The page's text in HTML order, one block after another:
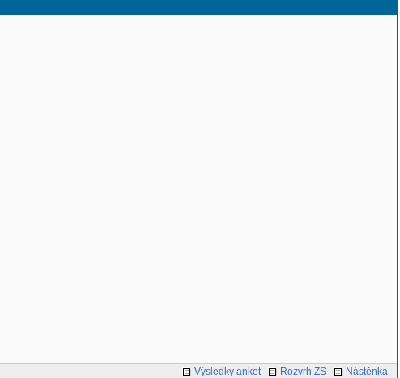
Výsledky anket Rozvrh ZS Nástěnka